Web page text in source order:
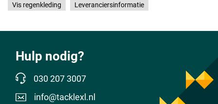
Vis regenkleding Leveranciersinformatie
Hulp nodig?
030 207 3007
info@tacklexl.nl